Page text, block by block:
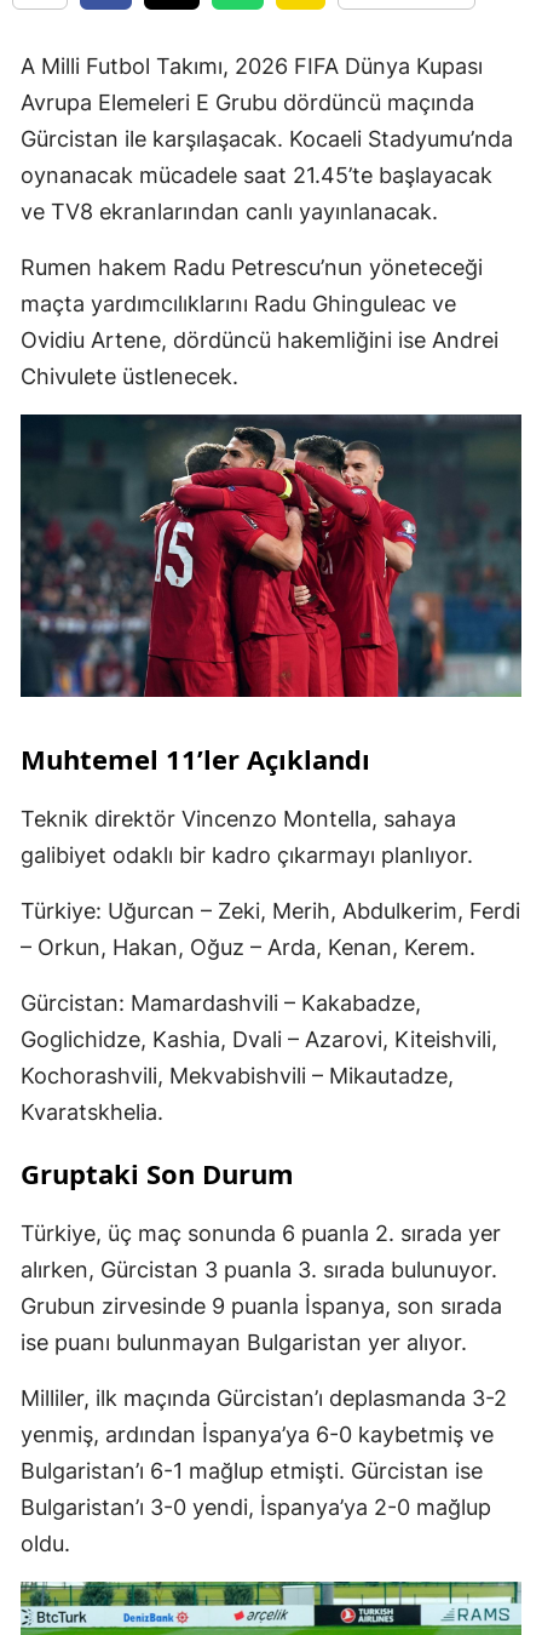
A Milli Futbol Takımı, 2026 FIFA Dünya Kupası
Avrupa Elemeleri E Grubu dördüncü maçında
Gürcistan ile karşılaşacak. Kocaeli Stadyumu’nda
oynanacak mücadele saat 21.45’te başlayacak
ve TV8 ekranlarından canlı yayınlanacak.
Rumen hakem Radu Petrescu’nun yöneteceği
maçta yardımcılıklarını Radu Ghinguleac ve
Ovidiu Artene, dördüncü hakemliğini ise Andrei
Chivulete üstlenecek.
Muhtemel 11’ler Açıklandı
Teknik direktör Vincenzo Montella, sahaya
galibiyet odaklı bir kadro çıkarmayı planlıyor.
Türkiye: Uğurcan – Zeki, Merih, Abdulkerim, Ferdi
– Orkun, Hakan, Oğuz – Arda, Kenan, Kerem.
Gürcistan: Mamardashvili – Kakabadze,
Goglichidze, Kashia, Dvali – Azarovi, Kiteishvili,
Kochorashvili, Mekvabishvili – Mikautadze,
Kvaratskhelia.
Gruptaki Son Durum
Türkiye, üç maç sonunda 6 puanla 2. sırada yer
alırken, Gürcistan 3 puanla 3. sırada bulunuyor.
Grubun zirvesinde 9 puanla İspanya, son sırada
ise puanı bulunmayan Bulgaristan yer alıyor.
Milliler, ilk maçında Gürcistan’ı deplasmanda 3-2
yenmiş, ardından İspanya’ya 6-0 kaybetmiş ve
Bulgaristan’ı 6-1 mağlup etmişti. Gürcistan ise
Bulgaristan’ı 3-0 yendi, İspanya’ya 2-0 mağlup
oldu.